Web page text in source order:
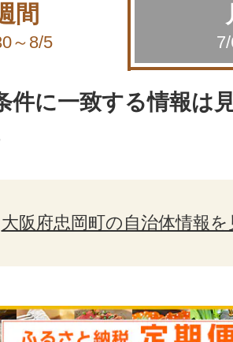
間
～8/5
件に一致する情報は
大阪府忠岡町の自治体情報を